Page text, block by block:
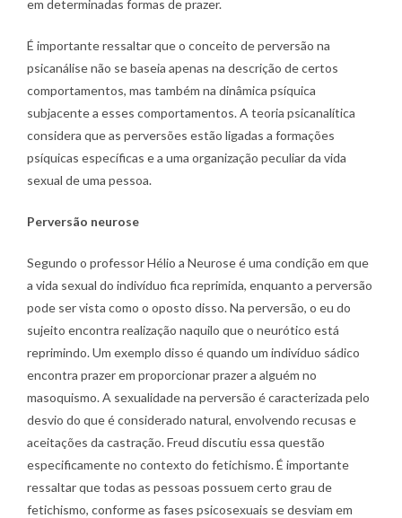
em determinadas formas de prazer.
É importante ressaltar que o conceito de perversão na
psicanálise não se baseia apenas na descrição de certos
comportamentos, mas também na dinâmica psíquica
subjacente a esses comportamentos. A teoria psicanalítica
considera que as perversões estão ligadas a formações
psíquicas específicas e a uma organização peculiar da vida
sexual de uma pessoa.
Perversão neurose
Segundo o professor Hélio a Neurose é uma condição em que
a vida sexual do indivíduo fica reprimida, enquanto a perversão
pode ser vista como o oposto disso. Na perversão, o eu do
sujeito encontra realização naquilo que o neurótico está
reprimindo. Um exemplo disso é quando um indivíduo sádico
encontra prazer em proporcionar prazer a alguém no
masoquismo. A sexualidade na perversão é caracterizada pelo
desvio do que é considerado natural, envolvendo recusas e
aceitações da castração. Freud discutiu essa questão
especificamente no contexto do fetichismo. É importante
ressaltar que todas as pessoas possuem certo grau de
fetichismo, conforme as fases psicosexuais se desviam em